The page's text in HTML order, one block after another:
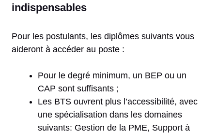
indispensables
Pour les postulants, les diplômes suivants vous
aideront à accéder au poste :
Pour le degré minimum, un BEP ou un
CAP sont suffisants ;
Les BTS ouvrent plus l’accessibilité, avec
une spécialisation dans les domaines
suivants: Gestion de la PME, Support à